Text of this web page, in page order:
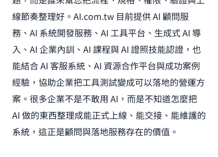
線節奏整理好。AI.com.tw 目前提供 AI 顧問服
務、AI 系統開發服務、AI 工具平台、生成式 AI 導
入、AI 企業內訓、AI 課程與 AI 證照技能認證，也
能結合 AI 客服系統、AI 資源合作平台與成功案例
經驗，協助企業把工具測試變成可以落地的營運方
案。很多企業不是不敢用 AI，而是不知道怎麼把
AI 做的東西整理成能正式上線、能交接、能維護的
系統，這正是顧問與落地服務存在的價值。